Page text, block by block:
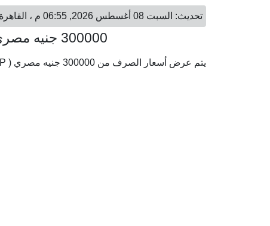
تحديث: السبت 08 أغسطس 2026, 06:55 م ، القاهرة - السبت 08 أغسطس 2026, 06:55 م ، الكويت
300000 جنيه مصري = 1,868.59 دينار كويتي
يتم عرض أسعار الصرف من 300000 جنيه مصري ( EGP) إلى الدينار الكويتي ( KWD) وفقا لأحدث أسعار الصرف.